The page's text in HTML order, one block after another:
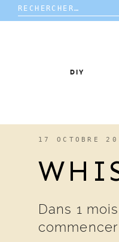
Rechercher :
DIY
17 OCTOBRE
Dans 1